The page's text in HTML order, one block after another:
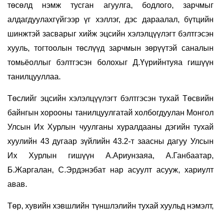
төсөлд нэмж тусган агуулга, бодлого, зарчмыг
алдагдуулахгүйгээр үг хэллэг, дэс дараалал, бүтцийн
шинжтэй засварыг хийж эцсийн хэлэлцүүлэгт бэлтгэсэн
хууль, тогтоолын төслүүд зарчмын зөрүүтэй саналын
томьёоллыг бэлтгэсэн болохыг Д.Үүрийнтуяа гишүүн
танилцууллаа.
Төслийг эцсийн хэлэлцүүлэгт бэлтгэсэн тухай Төсвийн
байнгын хорооны танилцуулгатай холбогдуулан Монгол
Улсын Их Хурлын чуулганы хуралдааны дэгийн тухай
хуулийн 43 дугаар зүйлийн 43.2-т заасны дагуу Улсын
Их Хурлын гишүүн А.Ариунзаяа, А.Ганбаатар,
Б.Жаргалан, С.Эрдэнэбат нар асуулт асууж, хариулт
авав.
Төр, хувийн хэвшлийн түншлэлийн тухай хуульд нэмэлт,